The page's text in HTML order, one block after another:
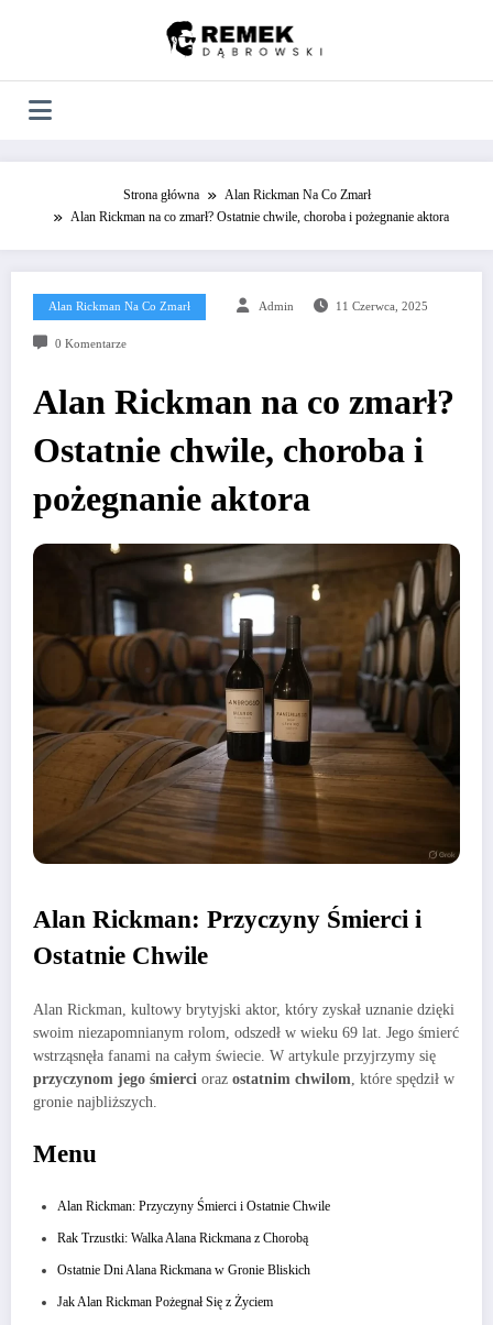
Strona główna
Alan Rickman Na Co Zmarł
Alan Rickman na co zmarł? Ostatnie chwile, choroba i pożegnanie aktora
Alan Rickman Na Co Zmarł Admin 11 Czerwca, 2025
0 Komentarze
Alan Rickman na co zmarł?
Ostatnie chwile, choroba i
pożegnanie aktora
Alan Rickman: Przyczyny Śmierci i
Ostatnie Chwile
Alan Rickman, kultowy brytyjski aktor, który zyskał uznanie dzięki
swoim niezapomnianym rolom, odszedł w wieku 69 lat. Jego śmierć
wstrząsnęła fanami na całym świecie. W artykule przyjrzymy się
przyczynom jego śmierci oraz ostatnim chwilom, które spędził w
gronie najbliższych.
Menu
Alan Rickman: Przyczyny Śmierci i Ostatnie Chwile
Rak Trzustki: Walka Alana Rickmana z Chorobą
Ostatnie Dni Alana Rickmana w Gronie Bliskich
Jak Alan Rickman Pożegnał Się z Życiem